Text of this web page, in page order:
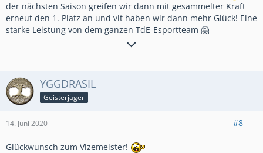
der nächsten Saison greifen wir dann mit gesammelter Kraft
erneut den 1. Platz an und vlt haben wir dann mehr Glück! Eine
starke Leistung von dem ganzen TdE-Esportteam 🤗
Sterni, AnführerThe dark path
Deutsche Clash Royale ClanfamilieThe dark Empire
YGGDRASIL
Geisterjäger
14. Juni 2020 #8
Glückwunsch zum Vizemeister!